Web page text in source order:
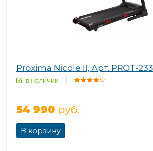
Proxima Nicole II, Арт. PROT-233
в наличии
54 990 руб.
В корзину